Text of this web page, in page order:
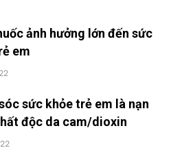
ảnh hưởng lớn đến sức
em
sức khỏe trẻ em là nạn
độc da cam/dioxin